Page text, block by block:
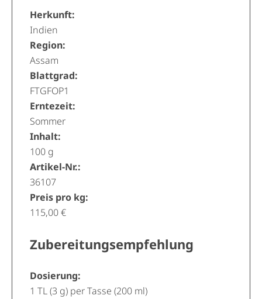
Herkunft:
Indien
Region:
Assam
Blattgrad:
FTGFOP1
Erntezeit:
Sommer
Inhalt:
100 g
Artikel-Nr.:
36107
Preis pro kg:
115,00 €
Zubereitungsempfehlung
Dosierung:
1 TL (3 g) per Tasse (200 ml)